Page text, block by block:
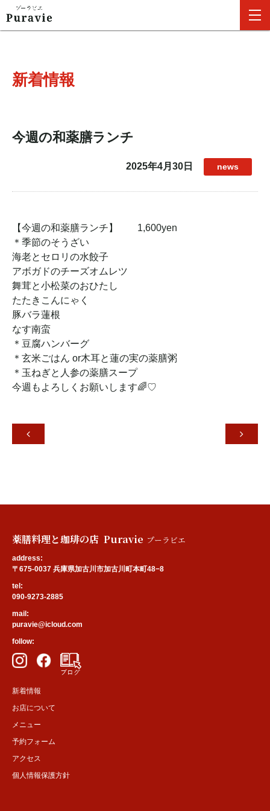
新着情報
今週の和薬膳ランチ
2025年4月30日 news
【今週の和薬膳ランチ】 1,600yen
＊季節のそうざい
海老とセロリの水餃子
アボガドのチーズオムレツ
舞茸と小松菜のおひたし
たたきこんにゃく
豚バラ蓮根
なす南蛮
＊豆腐ハンバーグ
＊玄米ごはん or木耳と蓮の実の薬膳粥
＊玉ねぎと人参の薬膳スープ
今週もよろしくお願いします🌈♡
 
薬膳料理と珈琲の店 Puravie プーラビエ
address:
〒675-0037 兵庫県加古川市加古川町本町48−8
tel:
090-9273-2885
mail:
puravie@icloud.com
follow:
新着情報
お店について
メニュー
予約フォーム
アクセス
個人情報保護方針